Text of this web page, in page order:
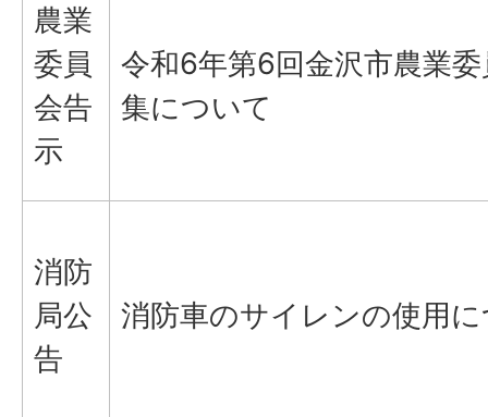
農業
委員
会告
示
令和6年第6回金沢市農業
集について
消防
局公
告
消防車のサイレンの使用